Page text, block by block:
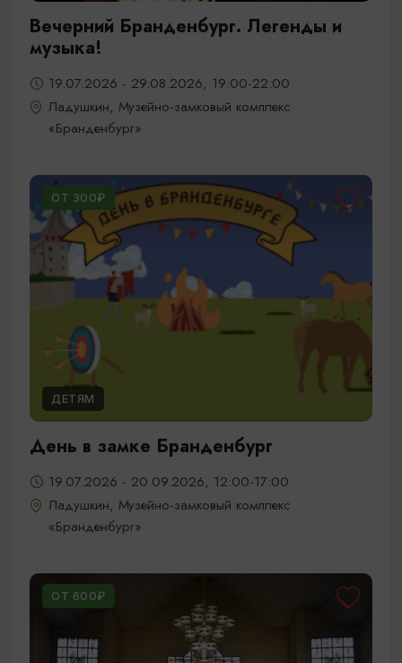
Вечерний Бранденбург. Легенды и
музыка!
19.07.2026 - 29.08.2026, 19:00-22:00
Ладушкин, Музейно-замковый комплекс
«Бранденбург»
ОТ 300₽
ДЕТЯМ
День в замке Бранденбург
19.07.2026 - 20.09.2026, 12:00-17:00
Ладушкин, Музейно-замковый комплекс
«Бранденбург»
ОТ 600₽